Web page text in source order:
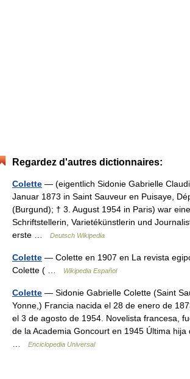
Regardez d'autres dictionnaires:
Colette — (eigentlich Sidonie Gabrielle
Januar 1873 in Saint Sauveur en Puisaye,
(Burgund); † 3. August 1954 in Paris) war
Schriftstellerin, Varietékünstlerin und
erste …
Deutsch Wikipedia
Colette — Colette en 1907 en La revista
Colette ( …
Wikipedia Español
Colette — Sidonie Gabrielle Colette (Saint
Yonne,) Francia nacida el 28 de enero de
el 3 de agosto de 1954. Novelista francesa,
de la Academia Goncourt en 1945 Última hija
Enciclopedia Universal